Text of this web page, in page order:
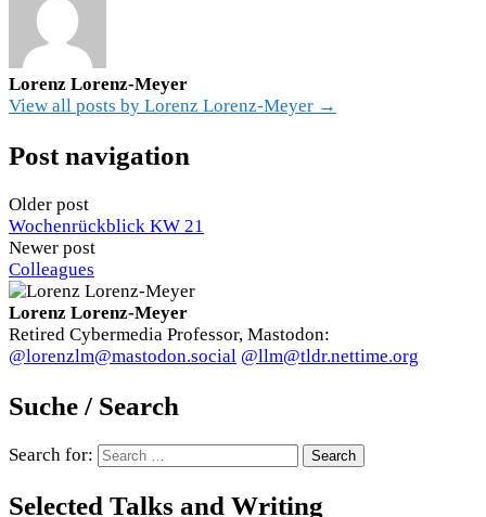
Lorenz Lorenz-Meyer
View all posts by Lorenz Lorenz-Meyer →
Post navigation
Older post
Wochenrückblick KW 21
Newer post
Colleagues
Lorenz Lorenz-Meyer
Retired Cybermedia Professor, Mastodon:
@lorenzlm@mastodon.social @llm@tldr.nettime.org
Suche / Search
Search for:
Selected Talks and Writing